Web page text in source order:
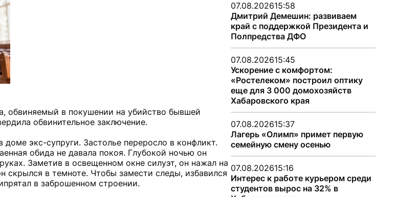
обвиняемый в покушении на убийство бывшей
обвинительное заключение.
экс-супруги. Застолье переросло в конфликт.
обида не давала покоя. Глубокой ночью он
Заметив в освещенном окне силуэт, он нажал на
в темноте. Чтобы замести следы, избавился
в заброшенном строении.
07.08.202615:58
Дмитрий Демешин: развиваем
край с поддержкой Президента и
Полпредства ДФО
07.08.202615:45
Ускорение с комфортом:
«Ростелеком» построил оптику
еще для 3 000 домохозяйств
Хабаровского края
07.08.202615:37
Лагерь «Олимп» примет первую
семейную смену осенью
07.08.202615:16
Интерес к работе курьером среди
студентов вырос на 32% в